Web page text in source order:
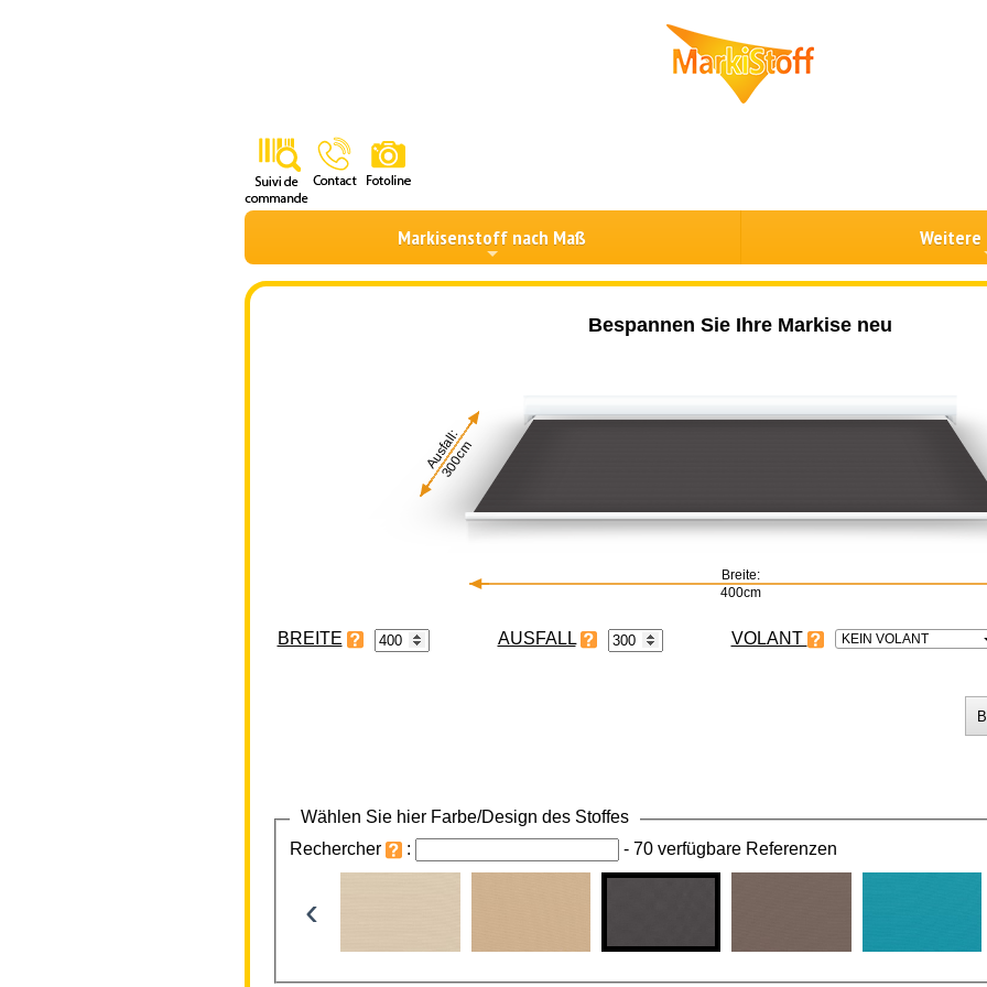
Markisenstoff nach Maß Weitere
Bespannen Sie Ihre Markise neu
Breite:
400cm
Ausfall:
300cm
BREITE VOLANT KEIN VOLANT
Wählen Sie hier Farbe/Design des Stoffes
Rechercher
: - 70 verfügbare Referenzen
‹